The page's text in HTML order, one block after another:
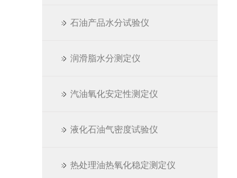
石油产品水分试验仪
润滑脂水分测定仪
汽油氧化安定性测定仪
液化石油气密度试验仪
热处理油热氧化稳定测定仪